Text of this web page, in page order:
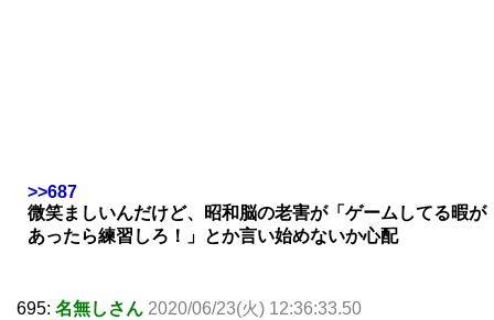
>>687
微笑ましいんだけど、昭和脳の老害が「ゲームしてる暇が
あったら練習しろ！」とか言い始めないか心配
695: 名無しさん 2020/06/23(火) 12:36:33.50